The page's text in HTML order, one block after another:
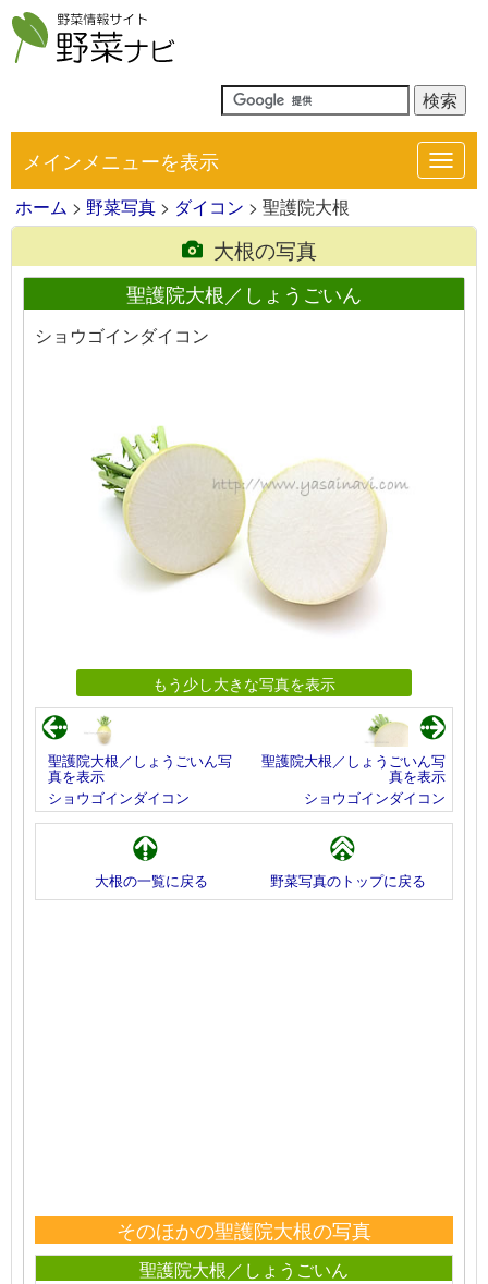
メインメニューを表示
ホーム > 野菜写真 > ダイコン > 聖護院大根
大根の写真
聖護院大根／しょうごいん
ショウゴインダイコン
もう少し大きな写真を表示
聖護院大根／しょうごいん写
真を表示
ショウゴインダイコン
聖護院大根／しょうごいん写
真を表示
ショウゴインダイコン
大根の一覧に戻る 野菜写真のトップに戻る
そのほかの聖護院大根の写真
聖護院大根／しょうごいん